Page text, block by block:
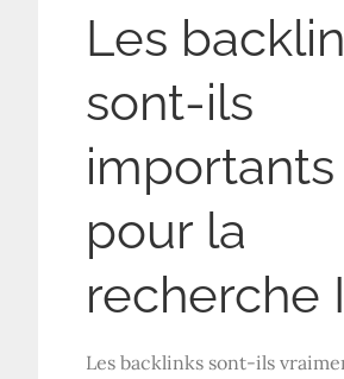
Les
sont-ils
importants
pour la
recherche
Les backlinks sont-ils